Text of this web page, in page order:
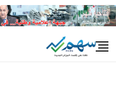
Skip
to